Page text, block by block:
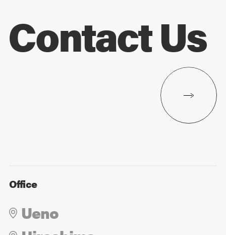
Contact Us
Office
Ueno